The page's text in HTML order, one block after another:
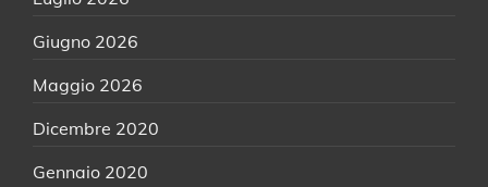
Giugno 2026
Maggio 2026
Dicembre 2020
Gennaio 2020